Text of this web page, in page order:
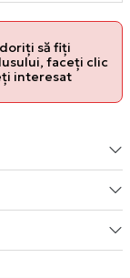
să fiți
faceți clic
interesat